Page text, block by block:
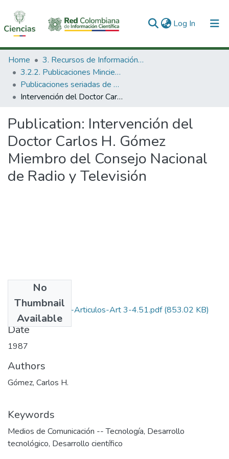
Log In (current)
Communities & Collections
All of DSpace
Statistics
Home
3. Recursos de Información Científica y Tecnológica
3.2.2. Publicaciones Minciencias
Publicaciones seriadas de Minciencias
Intervención del Doctor Carlos H. Gómez Miembro del Consejo Nacional de Radio y Televisión
Publication: Intervención del
Doctor Carlos H. Gómez
Miembro del Consejo Nacional
de Radio y Televisión
No
Thumbnail
Available
1987-V11-N3-4-Articulos-Art 3-4.51.pdf(853.02 KB)
Date
1987
Authors
Gómez, Carlos H.
Keywords
Medios de Comunicación -- Tecnología, Desarrollo
tecnológico, Desarrollo científico